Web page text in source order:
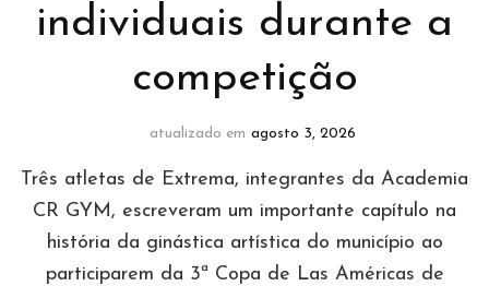
individuais durante a
competição
atualizado em agosto 3, 2026
Três atletas de Extrema, integrantes da Academia
CR GYM, escreveram um importante capítulo na
história da ginástica artística do município ao
participarem da 3ª Copa de Las Américas de